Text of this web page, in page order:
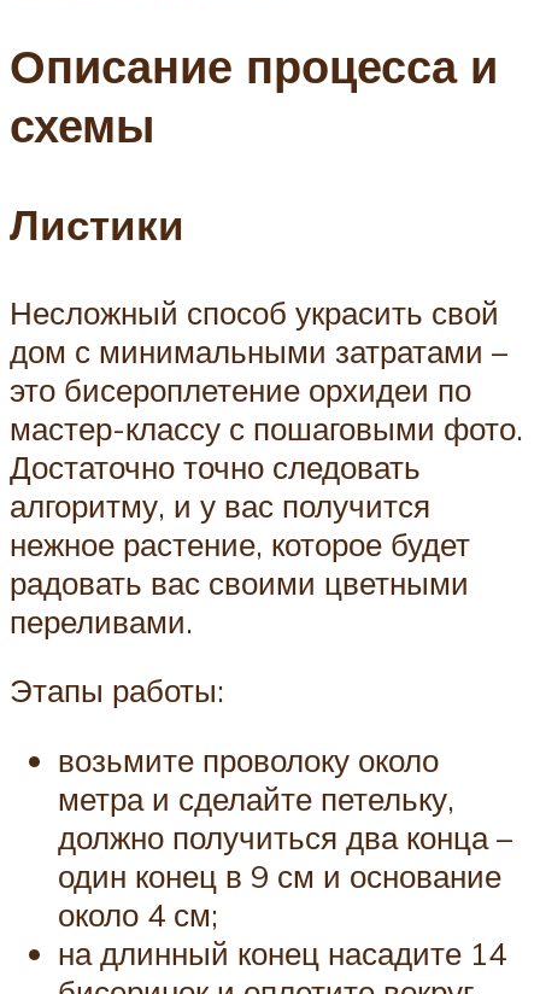
Описание процесса и
схемы
Листики
Несложный способ украсить свой
дом с минимальными затратами –
это бисероплетение орхидеи по
мастер-классу с пошаговыми фото.
Достаточно точно следовать
алгоритму, и у вас получится
нежное растение, которое будет
радовать вас своими цветными
переливами.
Этапы работы:
возьмите проволоку около
метра и сделайте петельку,
должно получиться два конца –
один конец в 9 см и основание
около 4 см;
на длинный конец насадите 14